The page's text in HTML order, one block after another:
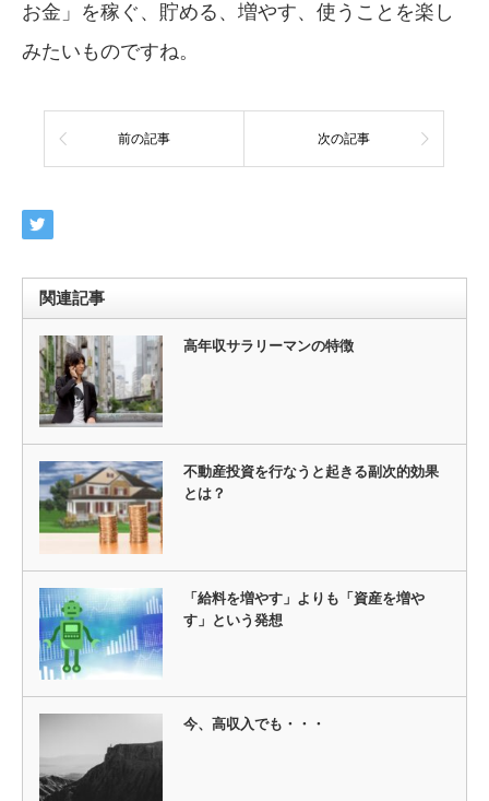
お金」を稼ぐ、貯める、増やす、使うことを楽し
みたいものですね。
前の記事 次の記事
関連記事
高年収サラリーマンの特徴
不動産投資を行なうと起きる副次的効果
とは？
「給料を増やす」よりも「資産を増や
す」という発想
今、高収入でも・・・